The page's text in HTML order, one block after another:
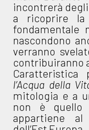
incontrerà
a ricoprire la
fondamentale
nascondono
verranno
contribuiranno
Caratteristica
l’Acqua della
mitologia e a
non è quello
appartiene